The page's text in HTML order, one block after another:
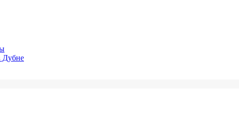
Дубне